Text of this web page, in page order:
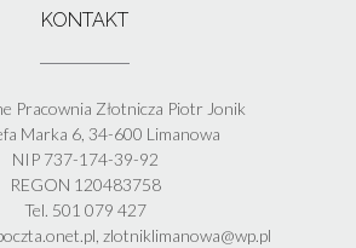
KONTAKT
Pracownia Złotnicza Piotr Jonik
Marka 6, 34-600 Limanowa
NIP 737-174-39-92
REGON 120483758
Tel. 501 079 427
zlotniklimanowa@wp.pl